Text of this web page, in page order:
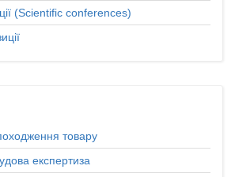
(Scientific conferences)
товару
експертиза